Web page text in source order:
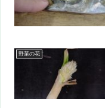
野菜の花